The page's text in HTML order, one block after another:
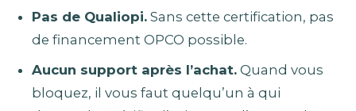
Pas de Qualiopi.Sans cette certification, pas
de financement OPCO possible.
Aucun support après l’achat.Quand vous
bloquez, il vous faut quelqu’un à qui